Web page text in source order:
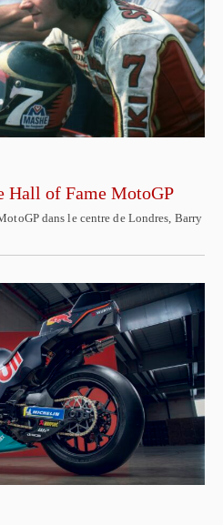
Hall of Fame MotoGP
dans le centre de Londres, Barry